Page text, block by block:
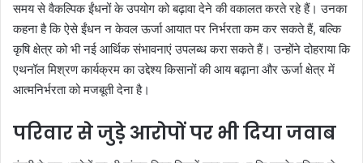
समय से वैकल्पिक ईंधनों के उपयोग को बढ़ावा देने की वकालत करते रहे हैं। उनका
कहना है कि ऐसे ईंधन न केवल ऊर्जा आयात पर निर्भरता कम कर सकते हैं, बल्कि
कृषि क्षेत्र को भी नई आर्थिक संभावनाएं उपलब्ध करा सकते हैं। उन्होंने दोहराया कि
एथनॉल मिश्रण कार्यक्रम का उद्देश्य किसानों की आय बढ़ाना और ऊर्जा क्षेत्र में
आत्मनिर्भरता को मजबूती देना है।
परिवार से जुड़े आरोपों पर भी दिया जवाब